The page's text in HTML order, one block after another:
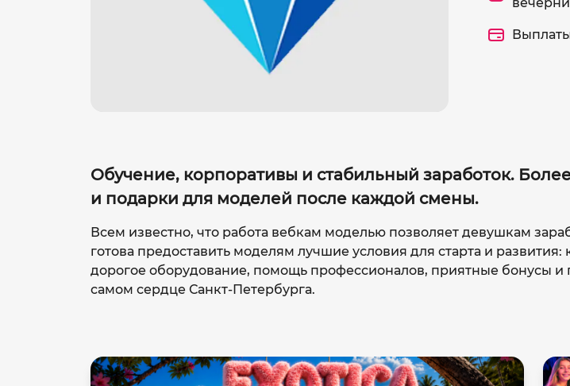
Обучение, корпоративы и стабильный заработок.
и подарки для моделей после каждой смены.
Всем известно, что работа вебкам моделью позволяет девушкам
готова предоставить моделям лучшие условия для старта и
дорогое оборудование, помощь профессионалов, приятные бонусы
самом сердце Санкт-Петербурга.